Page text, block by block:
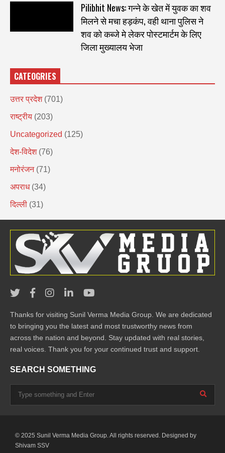
Pilibhit News: गन्ने के खेत में युवक का शव
मिलने से मचा हड़कंप, वही थाना पुलिस ने
शव को कब्जे मे लेकर पोस्टमार्टम के लिए
जिला मुख्यालय भेजा
CATEOGRIES
उत्तर प्रदेश (701)
राष्ट्रीय (203)
Uncategorized (125)
देश-विदेश (76)
मनोरंजन (71)
अपराध (34)
दिल्ली (31)
Thanks for visiting Sunil Verma Media Group. We are dedicated
to bringing you the latest and most trustworthy news from
across the nation and beyond. Stay updated with real stories,
real voices. Thank you for your continued trust and support.
SEARCH SOMETHING
© 2025 Sunil Verma Media Group. All rights reserved. Designed by
Shivam SSV